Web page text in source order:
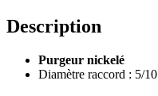
Description
Purgeur nickelé
Diamètre raccord : 5/10